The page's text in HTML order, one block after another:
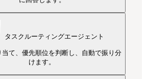
タスクルーティングエージェント
当て、優先順位を判断し、自動で振り分
けます。